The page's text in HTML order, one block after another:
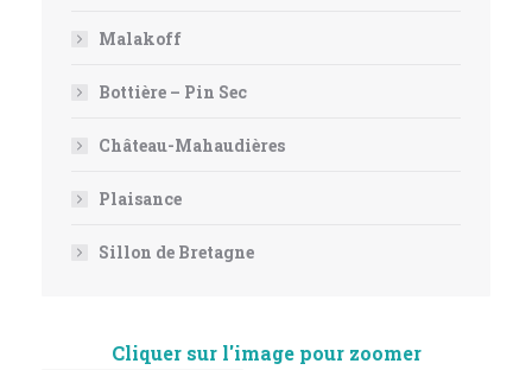
Malakoff
Bottière – Pin Sec
Château-Mahaudières
Plaisance
Sillon de Bretagne
Cliquer sur l'image pour zoomer